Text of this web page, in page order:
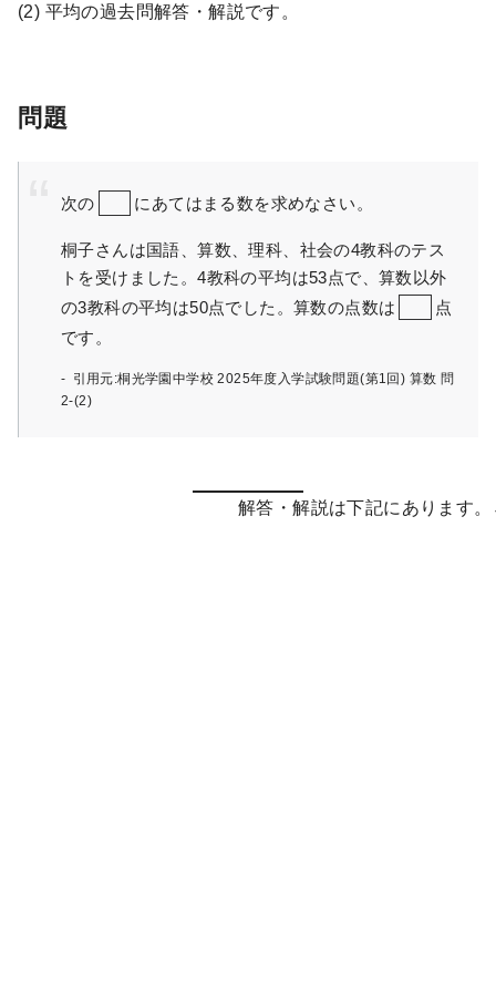
(2) 平均の過去問解答・解説です。
問題
次の にあてはまる数を求めなさい。
桐子さんは国語、算数、理科、社会の4教科のテス
トを受けました。4教科の平均は53点で、算数以外
の3教科の平均は50点でした。算数の点数は
点
です。
引用元:桐光学園中学校 2025年度入学試験問題(第1回) 算数 問
2-(2)